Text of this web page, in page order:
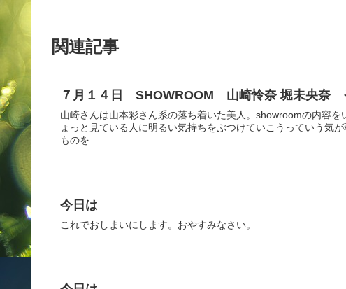
関連記事
７月１４日 SHOWROOM 山崎怜奈 堀未央奈
山崎さんは山本彩さん系の落ち着いた美人。showroomの内容
ょっと見ている人に明るい気持ちをぶつけていこうっていう気
ものを...
今日は
これでおしまいにします。おやすみなさい。